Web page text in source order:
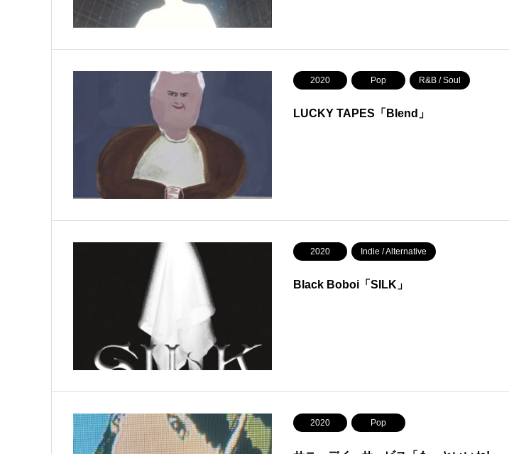
2020 Pop R&B / Soul
LUCKY TAPES「Blend」
2020 Indie / Alternative
Black Boboi「SILK」
2020 Pop